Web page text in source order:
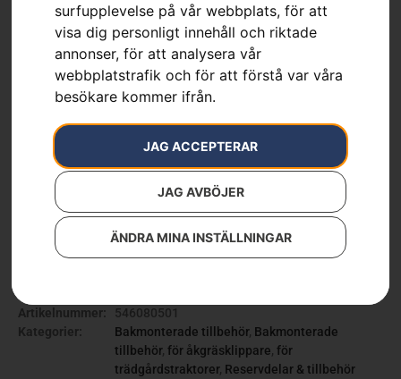
surfupplevelse på vår webbplats, för att
visa dig personligt innehåll och riktade
annonser, för att analysera vår
webbplatstrafik och för att förstå var våra
besökare kommer ifrån.
JAG ACCEPTERAR
JAG AVBÖJER
ÄNDRA MINA INSTÄLLNINGAR
Artikelnummer:
546080501
Kategorier:
Bakmonterade tillbehör, Bakmonterade
tillbehör, för åkgräsklippare, för
trädgårdstraktorer, Reservdelar & tillbehör